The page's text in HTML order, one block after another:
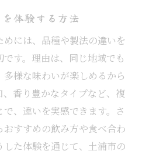
体験する方法
には、品種や製法の違いを
す。理由は、同じ地域でも
様な味わいが楽しめるから
香り豊かなタイプなど、複
、違いを実感できます。さ
すすめの飲み方や食べ合わ
た体験を通じて、土浦市の